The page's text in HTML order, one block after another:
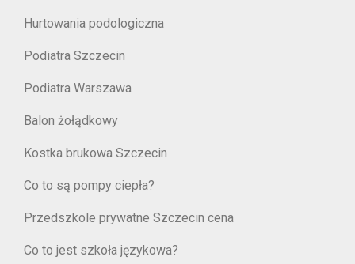
Hurtowania podologiczna
Podiatra Szczecin
Podiatra Warszawa
Balon żołądkowy
Kostka brukowa Szczecin
Co to są pompy ciepła?
Przedszkole prywatne Szczecin cena
Co to jest szkoła językowa?